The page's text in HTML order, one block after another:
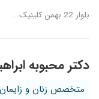
بلوار 22 بهمن کلینیک...
دکتر محبوبه
متخصص زنان و زایمان